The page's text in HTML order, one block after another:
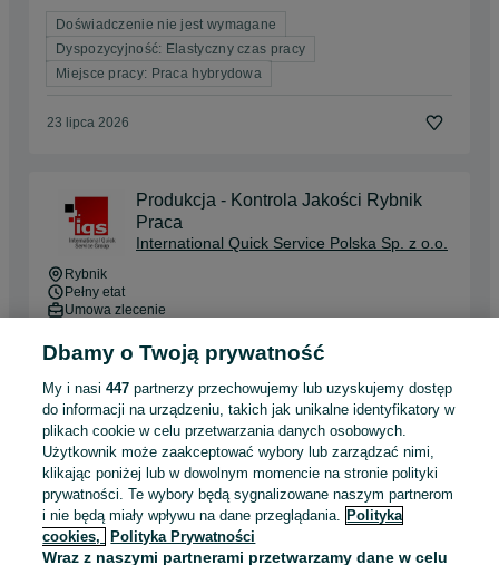
Doświadczenie nie jest wymagane
Dyspozycyjność: Elastyczny czas pracy
Miejsce pracy: Praca hybrydowa
23 lipca 2026
Produkcja - Kontrola Jakości Rybnik
Praca
International Quick Service Polska Sp. z o.o.
Rybnik
Pełny etat
Umowa zlecenie
Doświadczenie nie jest wymagane
Dyspozycyjność: Praca zmianowa
Pracownicy z Ukrainy: 🇺🇦 Запрошуємо людей з України
(Zapraszamy pracowników z Ukrainy)
04 sierpnia 2026
Młodszy Operator Linii Produkcyjnej
Dbamy o Twoją prywatność
My i nasi447 partnerzy przechowujemy lub uzyskujemy dostęp
do informacji na urządzeniu, takich jak unikalne identyfikatory w
plikach cookie w celu przetwarzania danych osobowych.
Użytkownik może zaakceptować wybory lub zarządzać nimi,
klikając poniżej lub w dowolnym momencie na stronie polityki
prywatności. Te wybory będą sygnalizowane naszym partnerom
i nie będą miały wpływu na dane przeglądania. Polityka
cookies,
Polityka Prywatności
Wraz z naszymi partnerami przetwarzamy dane w celu